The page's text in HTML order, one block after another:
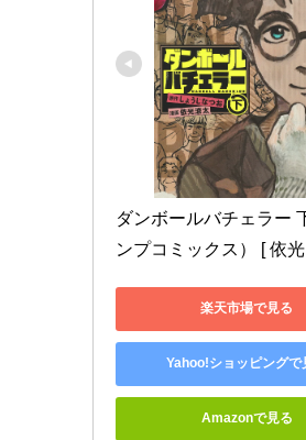
ダンボールバチェラー
ンプコミックス） [ 依
楽天市場で見る
Yahoo!ショッピングで
Amazonで見る